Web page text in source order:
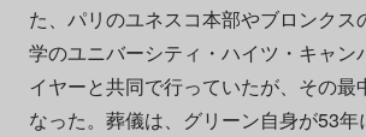
た、パリのユネスコ本部やブロンクス
学のユニバーシティ・ハイツ・キャン
イヤーと共同で行っていたが、その最
なった。葬儀は、グリーン自身が53年